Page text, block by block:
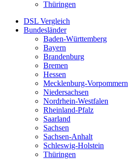
Thüringen
DSL Vergleich
Bundesländer
Baden-Württemberg
Bayern
Brandenburg
Bremen
Hessen
Mecklenburg-Vorpommern
Niedersachsen
Nordrhein-Westfalen
Rheinland-Pfalz
Saarland
Sachsen
Sachsen-Anhalt
Schleswig-Holstein
Thüringen